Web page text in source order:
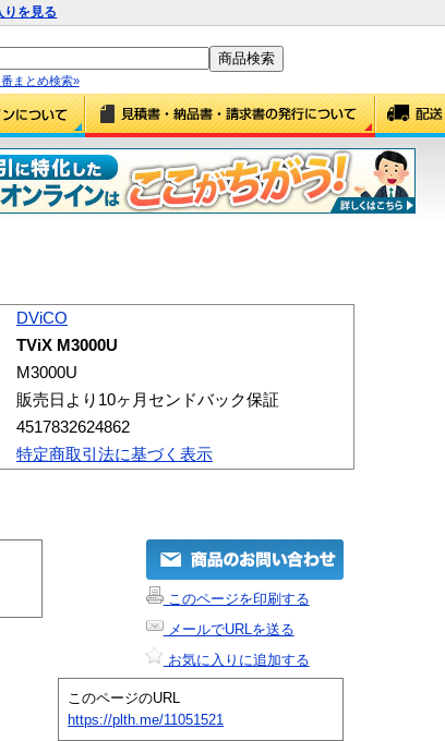
りを見る
まとめ検索»
DViCO
TViX M3000U
M3000U
販売日より10ヶ月センドバック保証
4517832624862
特定商取引法に基づく表示
このページを印刷する
メールでURLを送る
お気に入りに追加する
このページのURL
https://plth.me/11051521